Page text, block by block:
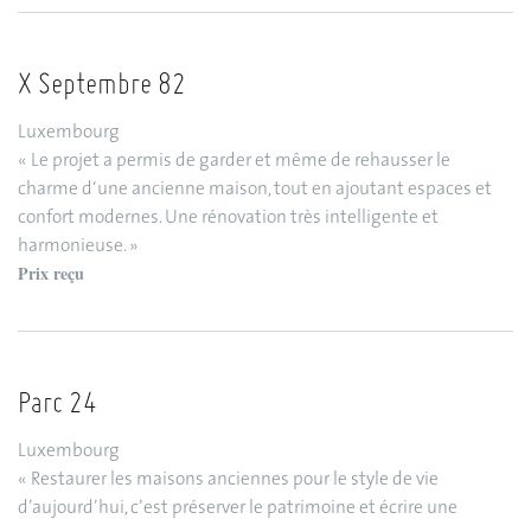
X Septembre 82
Luxembourg
« Le projet a permis de garder et même de rehausser le
charme d‘une ancienne maison, tout en ajoutant espaces et
confort modernes. Une rénovation très intelligente et
harmonieuse. »
Prix reçu
Parc 24
Luxembourg
« Restaurer les maisons anciennes pour le style de vie
d’aujourd’hui, c’est préserver le patrimoine et écrire une